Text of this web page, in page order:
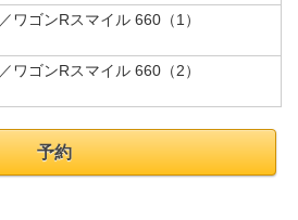
ワゴンRスマイル 660（1）
ワゴンRスマイル 660（2）
予約